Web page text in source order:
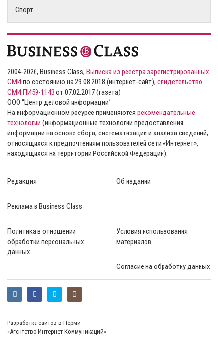
Спорт
2004-2026, Business Class, Выписка из реестра зарегистрированных
СМИ по состоянию на 29.08.2018 (интернет-сайт), свидетельство
СМИ ПИ59-1143 от 07.02.2017 (газета)
ООО “Центр деловой информации”
На информационном ресурсе применяются рекомендательные
технологии (информационные технологии предоставления
информации на основе сбора, систематизации и анализа сведений,
относящихся к предпочтениям пользователей сети «Интернет»,
находящихся на территории Российской Федерации).
Редакция Об издании
Реклама в Business Class
Политика в отношении
обработки персональных
данных
Условия использования
материалов
Согласие на обработку данных
Разработка сайтов в Перми
«Агентство Интернет Коммуникаций»